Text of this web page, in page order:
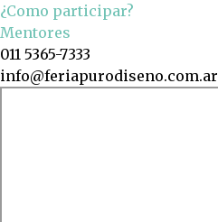
¿Como participar?
Mentores
011 5365-7333
info@feriapurodiseno.com.ar